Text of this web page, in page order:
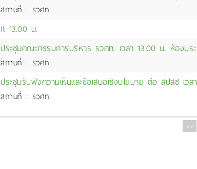
สถานที่ :: รวศท.
It 13.00 น.
ประชุมคณะกรรมการบริหาร รวศท. เวลา 13.00 น. ห้องปร
สถานที่ :: รวศท.
ประชุมรับฟังความเห็นและข้อเสนอเชิงนโยบาย ต่อ สปสช เ
สถานที่ :: รวศท.
<<